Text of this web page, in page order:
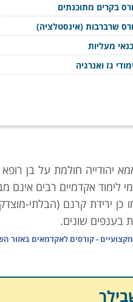
בקרים מתוכנתים
שרברבות (אינסטלציה)
מעליות
גז ואנרגיה
יהודייה חולמת על בן רופא
אקדמיים רבים אינם
כן ירידת קרנם (הבלתי-
בענפים שונים.
בו פרסמו טבלה זו אשר
מורים על-תיכוניים, ואפילו
- קורסים לאקדמאים באזור